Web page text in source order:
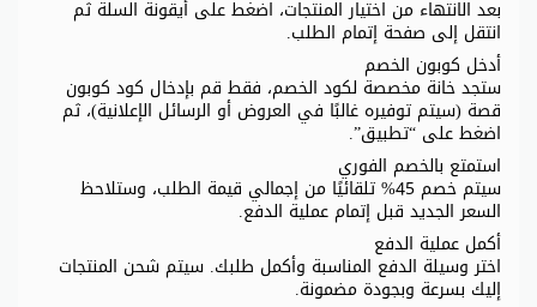
بعد الانتهاء من اختيار المنتجات، اضغط على أيقونة السلة ثم
انتقل إلى صفحة إتمام الطلب.
أدخل كوبون الخصم
ستجد خانة مخصصة لكود الخصم، فقط قم بإدخال كود كوبون
قصة (سيتم توفيره غالبًا في العروض أو الرسائل الإعلانية)، ثم
اضغط على “تطبيق”.
استمتع بالخصم الفوري
سيتم خصم 45% تلقائيًا من إجمالي قيمة الطلب، وستلاحظ
السعر الجديد قبل إتمام عملية الدفع.
أكمل عملية الدفع
اختر وسيلة الدفع المناسبة وأكمل طلبك. سيتم شحن المنتجات
إليك بسرعة وبجودة مضمونة.